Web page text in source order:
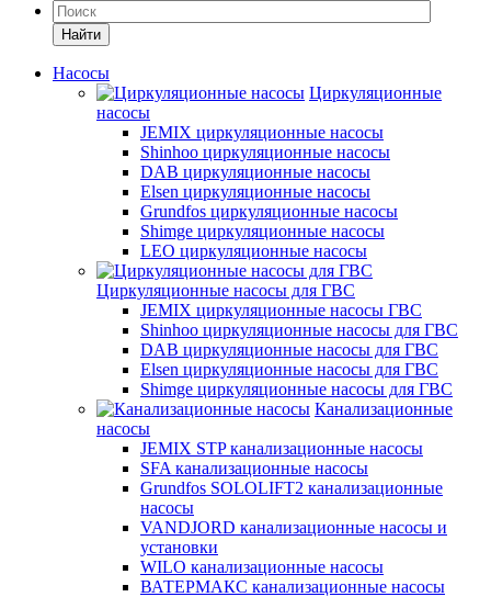
Найти
Насосы
Циркуляционные
насосы
JEMIX циркуляционные насосы
Shinhoo циркуляционные насосы
DAB циркуляционные насосы
Elsen циркуляционные насосы
Grundfos циркуляционные насосы
Shimge циркуляционные насосы
LEO циркуляционные насосы
Циркуляционные насосы для ГВС
JEMIX циркуляционные насосы ГВС
Shinhoo циркуляционные насосы для ГВС
DAB циркуляционные насосы для ГВС
Elsen циркуляционные насосы для ГВС
Shimge циркуляционные насосы для ГВС
Канализационные
насосы
JEMIX STP канализационные насосы
SFA канализационные насосы
Grundfos SOLOLIFT2 канализационные
насосы
VANDJORD канализационные насосы и
установки
WILO канализационные насосы
ВАТЕРМАКС канализационные насосы